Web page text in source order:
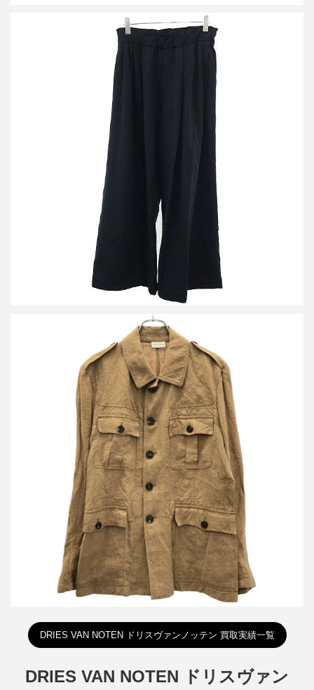
ドリスヴァンノッテン 26SS HAMA バギースウェットパンツ 252-
ドリスヴァンノッテン リネンサファリジャケット 1157-343-0363
詳しく見る
DRIES VAN NOTEN ドリスヴァンノッテン 買取実績一覧
DRIES VAN NOTEN ドリスヴァン